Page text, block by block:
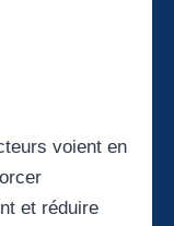
voient en
et réduire